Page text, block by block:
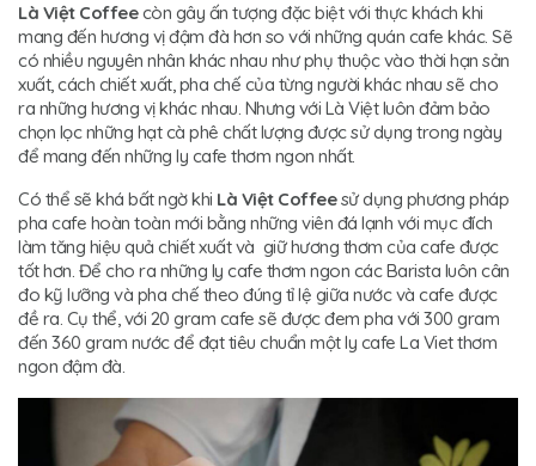
Là Việt Coffeecòn gây ấn tượng đặc biệt với thực khách khi
mang đến hương vị đậm đà hơn so với những quán cafe khác. Sẽ
có nhiều nguyên nhân khác nhau như phụ thuộc vào thời hạn sản
xuất, cách chiết xuất, pha chế của từng người khác nhau sẽ cho
ra những hương vị khác nhau. Nhưng với Là Việt luôn đảm bảo
chọn lọc những hạt cà phê chất lượng được sử dụng trong ngày
để mang đến những ly cafe thơm ngon nhất.
Có thể sẽ khá bất ngờ khi Là Việt Coffeesử dụng phương pháp
pha cafe hoàn toàn mới bằng những viên đá lạnh với mục đích
làm tăng hiệu quả chiết xuất và giữ hương thơm của cafe được
tốt hơn. Để cho ra những ly cafe thơm ngon các Barista luôn cân
đo kỹ lưỡng và pha chế theo đúng tỉ lệ giữa nước và cafe được
đề ra. Cụ thể, với 20 gram cafe sẽ được đem pha với 300 gram
đến 360 gram nước để đạt tiêu chuẩn một ly cafe La Viet thơm
ngon đậm đà.